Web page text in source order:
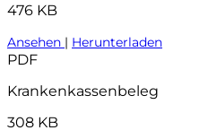
476 KB
Ansehen | Herunterladen
PDF
Krankenkassenbeleg
308 KB